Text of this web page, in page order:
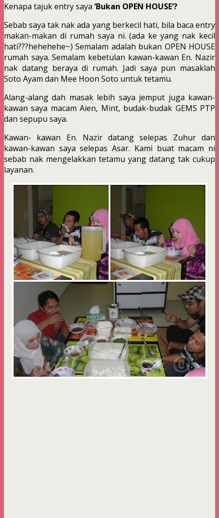
Kenapa tajuk entry saya ‘Bukan OPEN HOUSE’?
Sebab saya tak nak ada yang berkecil hati, bila baca entry
makan-makan di rumah saya ni. (ada ke yang nak kecil
hati???hehehehe~) Semalam adalah bukan OPEN HOUSE
rumah saya. Semalam kebetulan kawan-kawan En. Nazir
nak datang beraya di rumah. Jadi saya pun masaklah
Soto Ayam dan Mee Hoon Soto untuk tetamu.
Alang-alang dah masak lebih saya jemput juga kawan-
kawan saya macam Aien, Mint, budak-budak GEMS PTP
dan sepupu saya.
Kawan- kawan En. Nazir datang selepas Zuhur dan
kawan-kawan saya selepas Asar. Kami buat macam ni
sebab nak mengelakkan tetamu yang datang tak cukup
layanan.